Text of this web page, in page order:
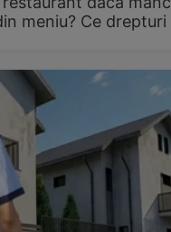
meniu? Ce drepturi